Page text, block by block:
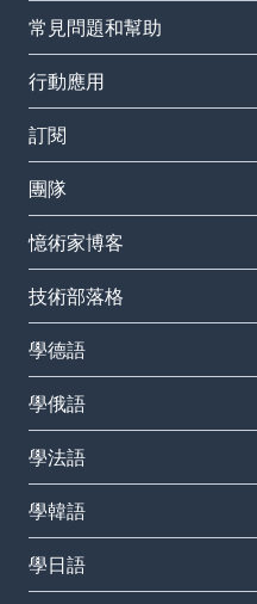
常見問題和幫助
行動應用
訂閱
團隊
憶術家博客
技術部落格
學德語
學俄語
學法語
學韓語
學日語